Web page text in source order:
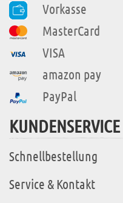
Vorkasse
MasterCard
VISA
amazon pay
PayPal
KUNDENSERVICE
Schnellbestellung
Service & Kontakt